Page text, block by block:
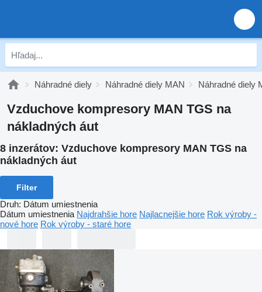
Náhradné diely Náhradné diely MAN Náhradné diely
Vzduchove kompresory MAN TGS na
nákladných áut
8 inzerátov: Vzduchove kompresory MAN TGS na
nákladných áut
Filter
Druh: Dátum umiestnenia
Dátum umiestnenia Najdrahšie hore Najlacnejšie hore Rok výroby -
nové hore Rok výroby - staré hore